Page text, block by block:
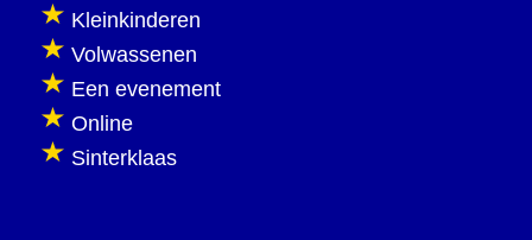
Kleinkinderen
Volwassenen
Een evenement
Online
Sinterklaas